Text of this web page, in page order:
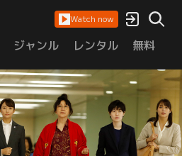
Watch now
ジャンル レンタル 無料